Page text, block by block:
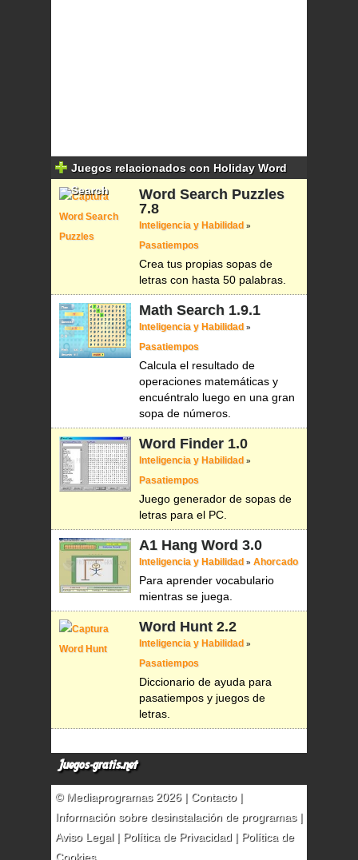
Juegos relacionados con Holiday Word
Search
Word Search Puzzles
7.8
Inteligencia y Habilidad »
Pasatiempos
Crea tus propias sopas de
letras con hasta 50 palabras.
Math Search 1.9.1
Inteligencia y Habilidad »
Pasatiempos
Calcula el resultado de
operaciones matemáticas y
encuéntralo luego en una gran
sopa de números.
Word Finder 1.0
Inteligencia y Habilidad »
Pasatiempos
Juego generador de sopas de
letras para el PC.
A1 Hang Word 3.0
Inteligencia y Habilidad » Ahorcado
Para aprender vocabulario
mientras se juega.
Word Hunt 2.2
Inteligencia y Habilidad »
Pasatiempos
Diccionario de ayuda para
pasatiempos y juegos de
letras.
Juegos-gratis.net
© Mediaprogramas 2026 | Contacto |
Información sobre desinstalación de programas |
Aviso Legal| Política de Privacidad | Política de
Cookies